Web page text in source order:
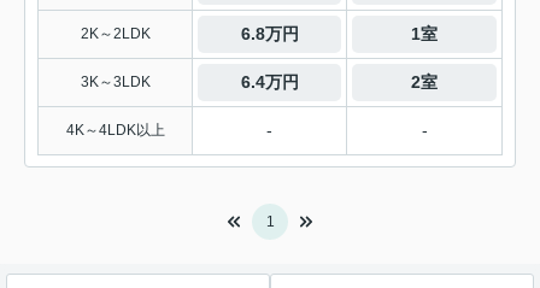
2K～2LDK 6.8万円 1室
3K～3LDK 6.4万円 2室
4K～4LDK以上 - -
1